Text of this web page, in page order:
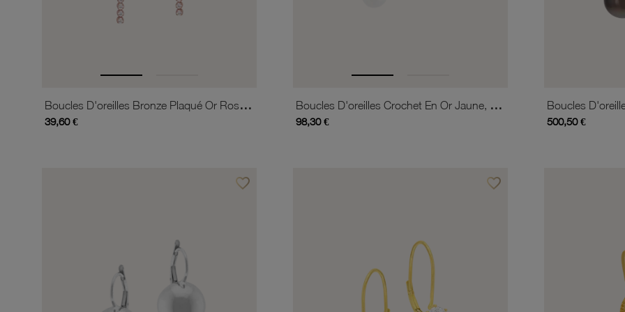
Boucles D'oreilles Bronze Plaqué Or Rose Et Oxydes De Zirconium
39,60 €
Boucles D'oreilles Crochet En Or Jaune, Perle De Culture
98,30 € 500,50 €
favorite_borderAjouter à vos favoris favorite_borderAjouter à vos favoris